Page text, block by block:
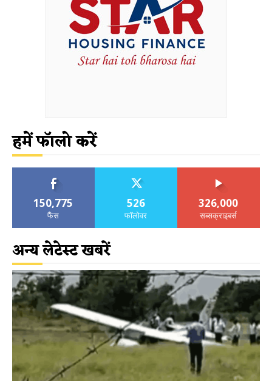
हमें फॉलो करें
150,775
फैंस
526
फॉलोवर
326,000
सब्सक्राइबर्स
अन्य लेटेस्ट खबरें